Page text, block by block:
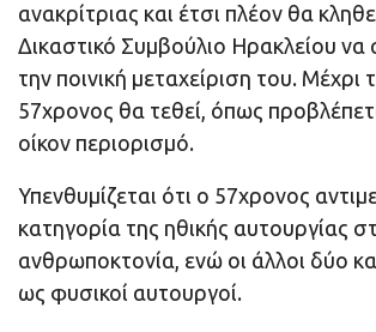
ανακρίτριας και έτσι πλέον θα
Δικαστικό Συμβούλιο Ηρακλείου να
την ποινική μεταχείριση του. Μέχρι
57χρονος θα τεθεί, όπως
οίκον περιορισμό.
Υπενθυμίζεται ότι ο 57χρονος
κατηγορία της ηθικής αυτουργίας
ανθρωποκτονία, ενώ οι άλλοι δύο
ως φυσικοί αυτουργοί.